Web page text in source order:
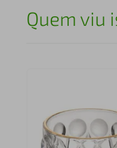
Quem viu